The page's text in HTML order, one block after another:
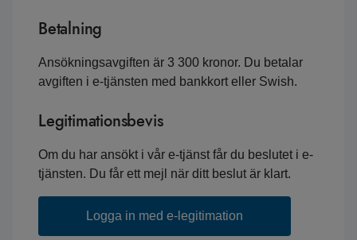
Betalning
Ansökningsavgiften är 3 300 kronor. Du betalar
avgiften i e-tjänsten med bankkort eller Swish.
Legitimationsbevis
Om du har ansökt i vår e-tjänst får du beslutet i e-
tjänsten. Du får ett mejl när ditt beslut är klart.
Logga in med e-legitimation